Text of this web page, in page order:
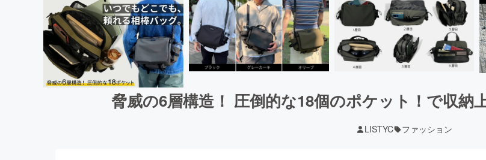
脅威の6層構造！ 圧倒的な18個のポケット！で収納
LISTYC ファッション